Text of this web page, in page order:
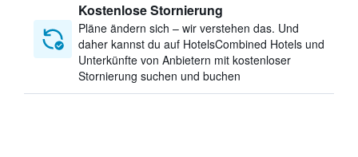
Kostenlose Stornierung
Pläne ändern sich – wir verstehen das. Und
daher kannst du auf HotelsCombined Hotels und
Unterkünfte von Anbietern mit kostenloser
Stornierung suchen und buchen